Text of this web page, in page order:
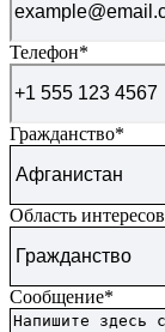
Телефон*
Гражданство*
Область интересов
Сообщение*